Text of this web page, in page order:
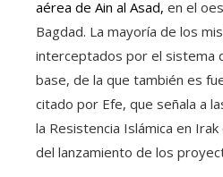
aérea de Ain al Asad, en el
Bagdad. La mayoría de los
interceptados por el sistema
base, de la que también es
citado por Efe, que señala a
la Resistencia Islámica en
del lanzamiento de los